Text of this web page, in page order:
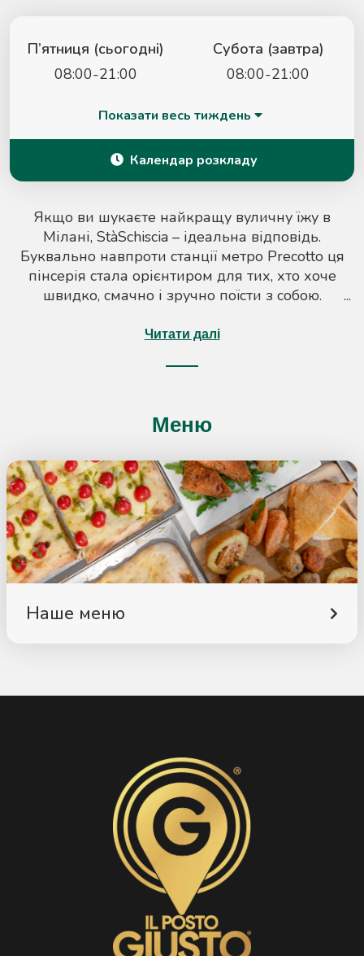
П’ятниця (сьогодні)
08:00-21:00
Субота (завтра)
08:00-21:00
Показати весь тиждень
Календар розкладу
Якщо ви шукаєте найкращу вуличну їжу в
Мілані, StàSchiscia – ідеальна відповідь.
Буквально навпроти станції метро Precotto ця
пінсерія стала орієнтиром для тих, хто хоче
швидко, смачно і зручно поїсти з собою.
нарізаних скибочках, приготованих із
випускає нові та дивовижні варіації, як пікантні,
будь-який смак, включаючи веганські та
вегетаріанські страви, такі як тефтелі, омлети та
студентів, робітників і сімей, наші закуски також
доступні для організації ваших особливих
заходів. Завдяки швидкому та завжди уважному
обслуговуванню ви відчуваєте якість у кожному
шматку. Приходьте та відкрийте StàSchiscia на
Viale Monza 222, не відкладайте на завтра те, що
можна з’їсти сьогодні!
Читати далі
Меню
Наше меню